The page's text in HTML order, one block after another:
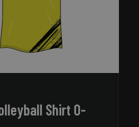
Shirt O-